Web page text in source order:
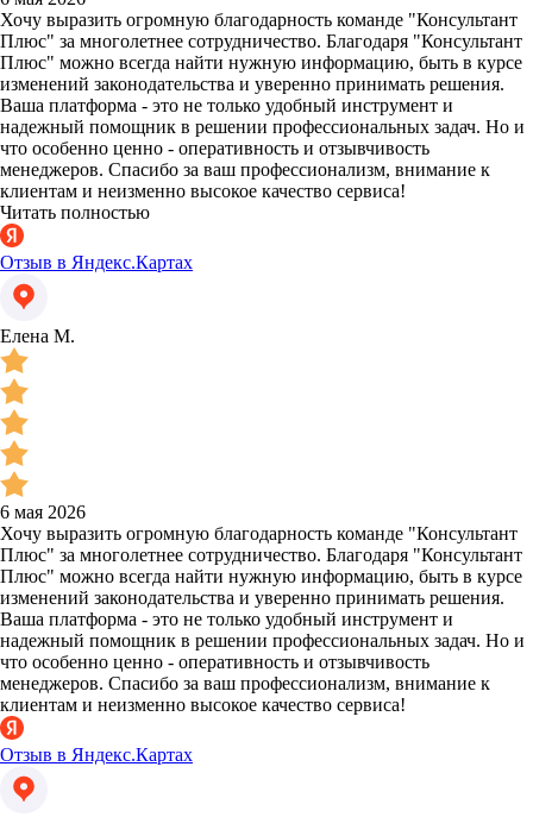
Хочу выразить огромную благодарность команде "Консультант
Плюс" за многолетнее сотрудничество. Благодаря "Консультант
Плюс" можно всегда найти нужную информацию, быть в курсе
изменений законодательства и уверенно принимать решения.
Ваша платформа - это не только удобный инструмент и
надежный помощник в решении профессиональных задач. Но и
что особенно ценно - оперативность и отзывчивость
менеджеров. Спасибо за ваш профессионализм, внимание к
клиентам и неизменно высокое качество сервиса!
Читать полностью
Отзыв в Яндекс.Картах
Елена М.
6 мая 2026
Хочу выразить огромную благодарность команде "Консультант
Плюс" за многолетнее сотрудничество. Благодаря "Консультант
Плюс" можно всегда найти нужную информацию, быть в курсе
изменений законодательства и уверенно принимать решения.
Ваша платформа - это не только удобный инструмент и
надежный помощник в решении профессиональных задач. Но и
что особенно ценно - оперативность и отзывчивость
менеджеров. Спасибо за ваш профессионализм, внимание к
клиентам и неизменно высокое качество сервиса!
Отзыв в Яндекс.Картах